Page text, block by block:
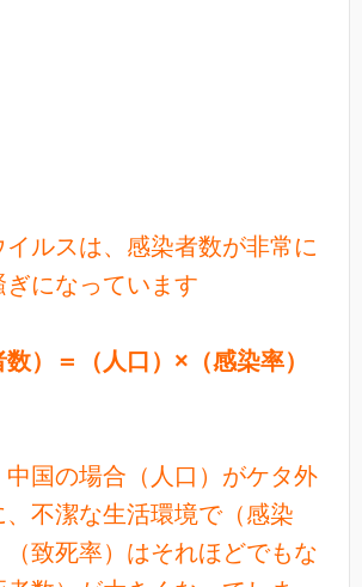
ルスは、感染者数が非常に
になっています
＝（人口）×（感染率）
中国の場合（人口）がケタ外
不潔な生活環境で（感染
致死率）はそれほどでもな